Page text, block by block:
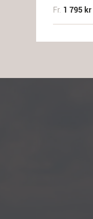
Fr. 1 795 kr